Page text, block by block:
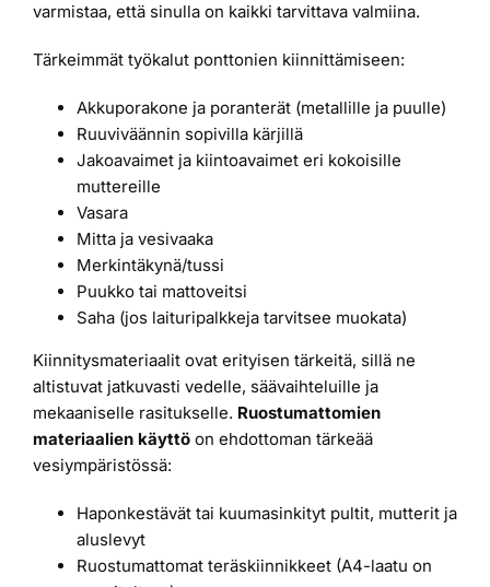
varmistaa, että sinulla on kaikki tarvittava valmiina.
Tärkeimmät työkalut ponttonien kiinnittämiseen:
Akkuporakone ja poranterät (metallille ja puulle)
Ruuviväännin sopivilla kärjillä
Jakoavaimet ja kiintoavaimet eri kokoisille
muttereille
Vasara
Mitta ja vesivaaka
Merkintäkynä/tussi
Puukko tai mattoveitsi
Saha (jos laituripalkkeja tarvitsee muokata)
Kiinnitysmateriaalit ovat erityisen tärkeitä, sillä ne
altistuvat jatkuvasti vedelle, säävaihteluille ja
mekaaniselle rasitukselle. Ruostumattomien
materiaalien käyttö on ehdottoman tärkeää
vesiympäristössä:
Haponkestävät tai kuumasinkityt pultit, mutterit ja
aluslevyt
Ruostumattomat teräskiinnikkeet (A4-laatu on